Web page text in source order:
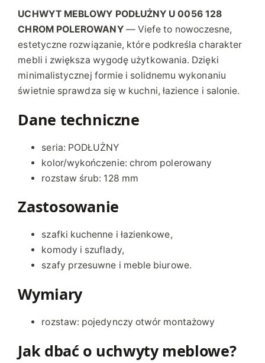
0
5
1
2
8
C
R
L
E
N
Y
UCHWYT MEBLOWY PODŁUŻNY U 0056 128
CHROM POLEROWANY— Viefe to nowoczesne,
estetyczne rozwiązanie, które podkreśla charakter
mebli i zwiększa wygodę użytkowania. Dzięki
minimalistycznej formie i solidnemu wykonaniu
świetnie sprawdza się w kuchni, łazience i salonie.
Dane techniczne
seria: PODŁUŻNY
kolor/wykończenie: chrom polerowany
rozstaw śrub: 128 mm
Zastosowanie
szafki kuchenne i łazienkowe,
komody i szuflady,
szafy przesuwne i meble biurowe.
Wymiary
rozstaw: pojedynczy otwór montażowy
Jak dbać o uchwyty meblowe?